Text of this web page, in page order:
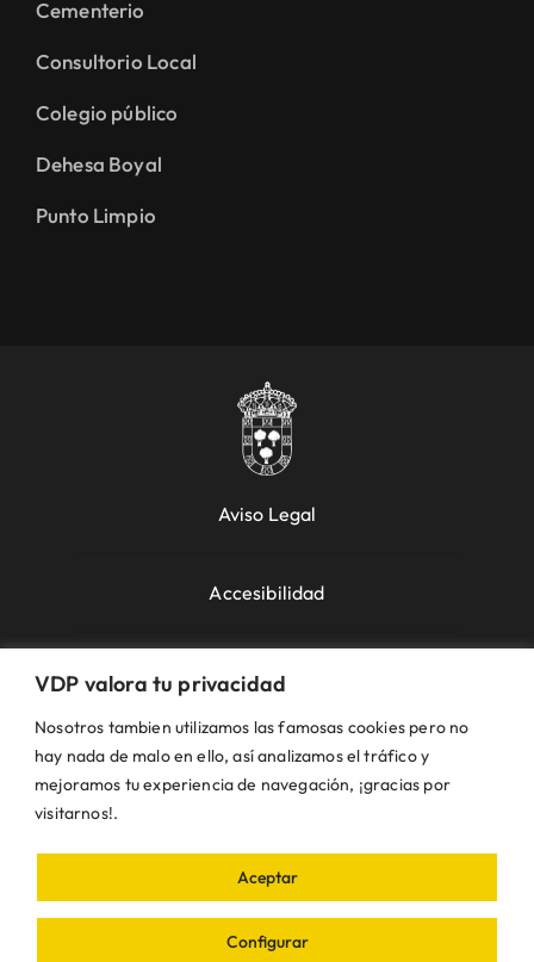
VDP valora tu privacidad
Nosotros tambien utilizamos las famosas cookies pero no
hay nada de malo en ello, así analizamos el tráfico y
mejoramos tu experiencia de navegación, ¡gracias por
visitarnos!.
Configurar
Aceptar
Cementerio
Consultorio Local
Colegio público
Dehesa Boyal
Punto Limpio
Aviso Legal
Accesibilidad
Política de Cookies
Política de Privacidad
© VDP 2000 - 2026 •Ayuntamiento de Villanueva
Villanueva de Perales | Madrid • Todos los